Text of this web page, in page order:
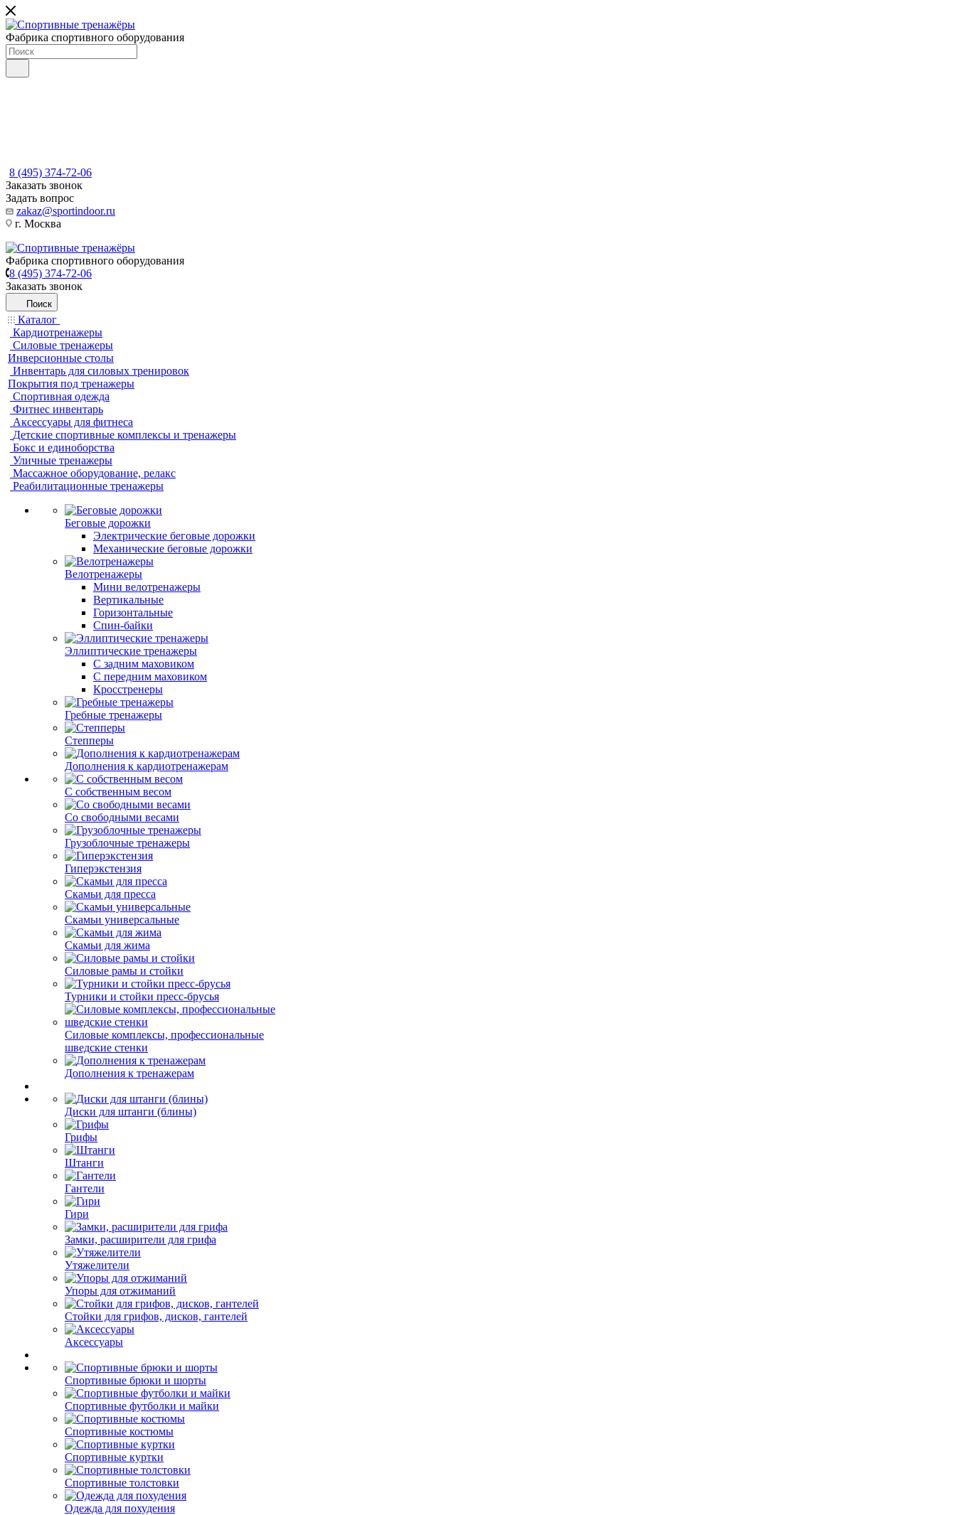
Фабрика спортивного оборудования
8 (495) 374-72-06
Заказать звонок
Задать вопрос
zakaz@sportindoor.ru
г. Москва
Фабрика спортивного оборудования
8 (495) 374-72-06
Заказать звонок
Поиск
Каталог
Кардиотренажеры
Силовые тренажеры
Инверсионные столы
Инвентарь для силовых тренировок
Покрытия под тренажеры
Спортивная одежда
Фитнес инвентарь
Аксессуары для фитнеса
Детские спортивные комплексы и тренажеры
Бокс и единоборства
Уличные тренажеры
Массажное оборудование, релакс
Реабилитационные тренажеры
Беговые дорожки
Электрические беговые дорожки
Механические беговые дорожки
Велотренажеры
Мини велотренажеры
Вертикальные
Горизонтальные
Спин-байки
Эллиптические тренажеры
С задним маховиком
С передним маховиком
Кросстренеры
Гребные тренажеры
Степперы
Дополнения к кардиотренажерам
С собственным весом
Со свободными весами
Грузоблочные тренажеры
Гиперэкстензия
Скамьи для пресса
Скамьи универсальные
Скамьи для жима
Силовые рамы и стойки
Турники и стойки пресс-брусья
Силовые комплексы, профессиональные
шведские стенки
Дополнения к тренажерам
Диски для штанги (блины)
Грифы
Штанги
Гантели
Гири
Замки, расширители для грифа
Утяжелители
Упоры для отжиманий
Стойки для грифов, дисков, гантелей
Аксессуары
Спортивные брюки и шорты
Спортивные футболки и майки
Спортивные костюмы
Спортивные куртки
Спортивные толстовки
Одежда для похудения